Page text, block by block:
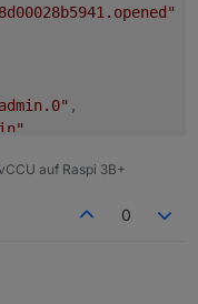
,
auf Raspi 3B+
0